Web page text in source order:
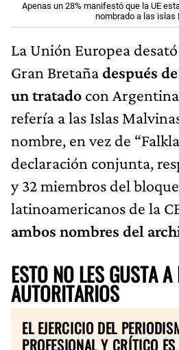
Apenas un 28% manifestó que la UE
nombrado a las islas
La Unión Europea
Gran Bretañadespués
un tratado con
refería a las Islas
nombre, en vez de
declaración conjunta,
y 32 miembros del
latinoamericanos de la
ambos nombres del
ESTO NO LES GUSTA A
AUTORITARIOS
EL EJERCICIO DEL
PROFESIONAL Y CRÍTICO